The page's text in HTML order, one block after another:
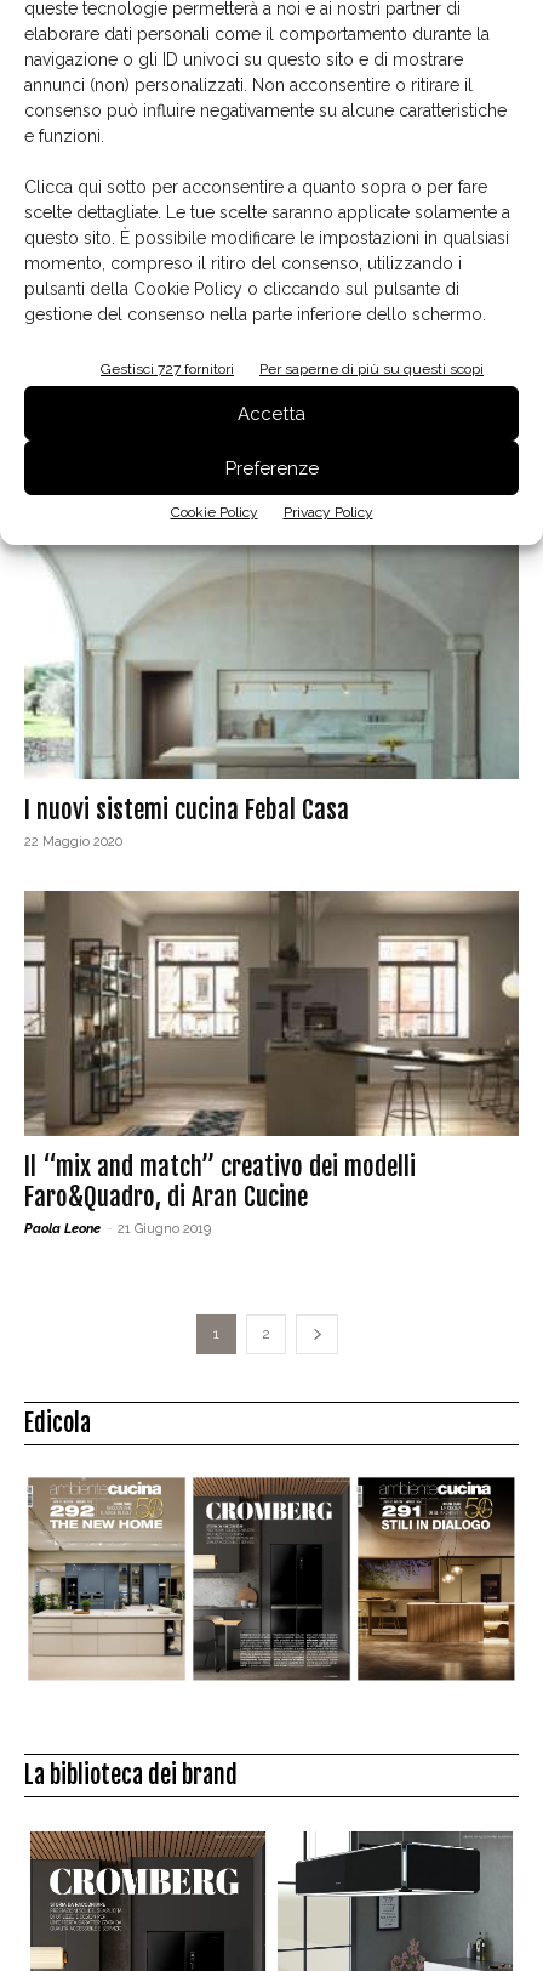
queste tecnologie permetterà a noi e ai nostri partner di
elaborare dati personali come il comportamento durante la
navigazione o gli ID univoci su questo sito e di mostrare
annunci (non) personalizzati. Non acconsentire o ritirare il
consenso può influire negativamente su alcune caratteristiche
e funzioni.
Clicca qui sotto per acconsentire a quanto sopra o per fare
scelte dettagliate. Le tue scelte saranno applicate solamente a
questo sito. È possibile modificare le impostazioni in qualsiasi
momento, compreso il ritiro del consenso, utilizzando i
pulsanti della Cookie Policy o cliccando sul pulsante di
gestione del consenso nella parte inferiore dello schermo.
Gestisci 727 fornitori Per saperne di più su questi scopi
Accetta
Preferenze
Cookie Policy Privacy Policy
Arclinea presenta Thea by Antonio Citterio
13 Aprile 2021
Dettagli preziosi
Paola Leone
I nuovi sistemi cucina Febal Casa
22 Maggio 2020
Il “mix and match” creativo dei modelli
Faro&Quadro, di Aran Cucine
Paola Leone - 21 Giugno 2019
1 2
Edicola
La biblioteca dei brand